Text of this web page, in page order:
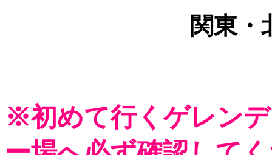
関東・
※初めて行くゲレン